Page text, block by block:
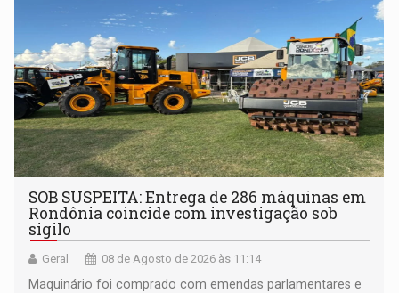
SOB SUSPEITA: Entrega de 286 máquinas em
Rondônia coincide com investigação sob
sigilo
Geral 08 de Agosto de 2026 às 11:14
Maquinário foi comprado com emendas parlamentares e